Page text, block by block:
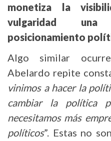
monetiza la
vulgaridad
posicionamiento
Algo similar
Abelardo repite
vinimos a hacer la
cambiar la política
necesitamos más
políticos”. Estas no